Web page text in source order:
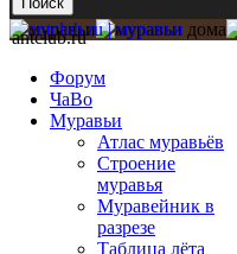
antclub.ru
Форум
ЧаВо
Муравьи
Атлас муравьёв
Строение
муравья
Муравейник в
разрезе
Таблица лёта